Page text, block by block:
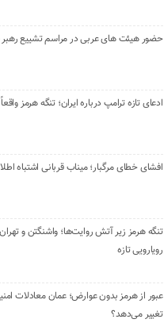
حضور هیئت‌ های عربی در مراسم تشییع
ادعای تازه ترامپ درباره ایران؛ تنگه هرمز
افشای خطای مرگبار؛ میناب قربانی اشتباه
تنگه هرمز زیر آتش روایت‌ها؛ واشنگتن و
رویارویی تازه
عبور از هرمز بدون عوارض؛ عمان معادلات
تغییر می‌دهد؟